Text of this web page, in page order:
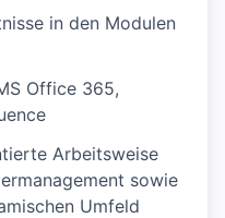
in den Modulen
Office 365,
Arbeitsweise
sowie
Umfeld